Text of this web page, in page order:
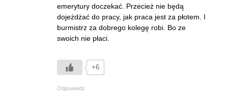
emerytury doczekać. Przecież nie będą
dojeżdżać do pracy, jak praca jest za płotem. I
burmistrz za dobrego kolegę robi. Bo ze
swoich nie płaci.
+6
Odpowiedz